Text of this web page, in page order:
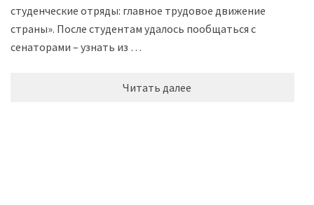
студенческие отряды: главное трудовое движение
страны». После студентам удалось пообщаться с
сенаторами – узнать из …
Читать далее